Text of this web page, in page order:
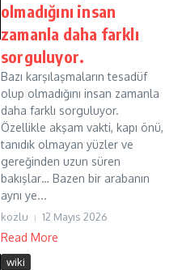
olmadığını insan
zamanla daha farklı
sorguluyor.
Bazı karşılaşmaların tesadüf
olup olmadığını insan zamanla
daha farklı sorguluyor.
Özellikle akşam vakti, kapı önü,
tanıdık olmayan yüzler ve
gereğinden uzun süren
bakışlar… Bazen bir arabanın
aynı ye...
kozlu 12 Mayıs 2026
Read More
wiki